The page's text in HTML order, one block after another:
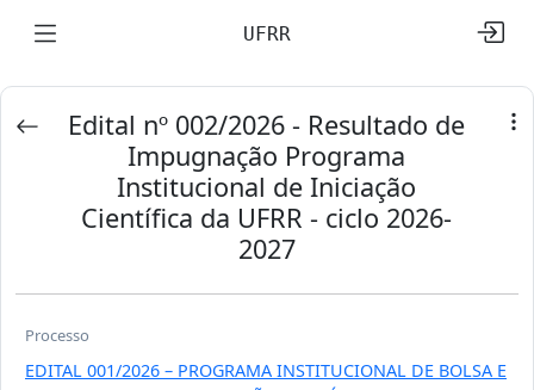
UFRR
Edital nº 002/2026 - Resultado de
Impugnação Programa
Institucional de Iniciação
Científica da UFRR - ciclo 2026-
2027
Processo
EDITAL 001/2026 – PROGRAMA INSTITUCIONAL DE BOLSA E